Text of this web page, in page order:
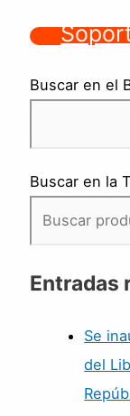
Buscar en el
Buscar en la
Entradas
Se
del